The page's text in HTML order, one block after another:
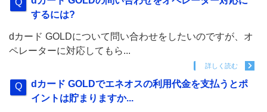
するには?
dカード GOLDについて問い合わせをしたいのですが、オ
ペレーターに対応してもら...
詳しく読む
dカード GOLDでエネオスの利用代金を支払うとポ
イントは貯まりますか...